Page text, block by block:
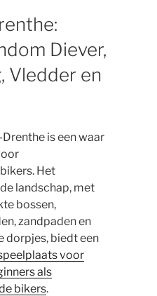
Diever,
Vledder en
is een waar
Het
landschap, met
bossen,
zandpaden en
dorpjes, biedt een
voor
als
bikers.